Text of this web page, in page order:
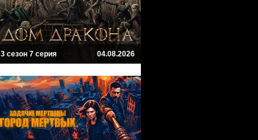
3 сезон 7 серия 04.08.2026